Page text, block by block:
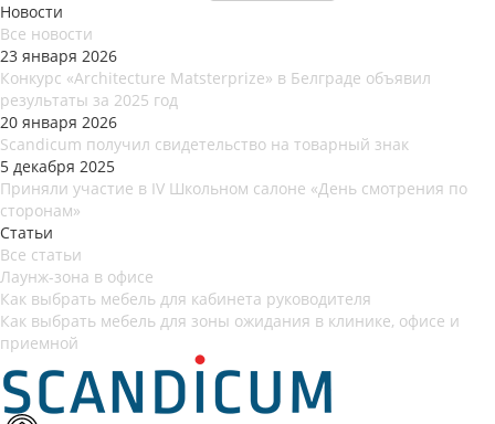
Новости
Все новости
23 января 2026
Конкурс «Architecture Matsterprize» в Белграде объявил
результаты за 2025 год
20 января 2026
Scandicum получил свидетельство на товарный знак
5 декабря 2025
Приняли участие в IV Школьном салоне «День смотрения по
сторонам»
Статьи
Все статьи
Лаунж-зона в офисе
Как выбрать мебель для кабинета руководителя
Как выбрать мебель для зоны ожидания в клинике, офисе и
приемной